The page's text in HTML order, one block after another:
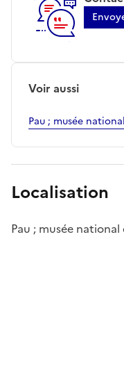
Voir aussi
Pau ; musée
Localisation
Pau ; musée